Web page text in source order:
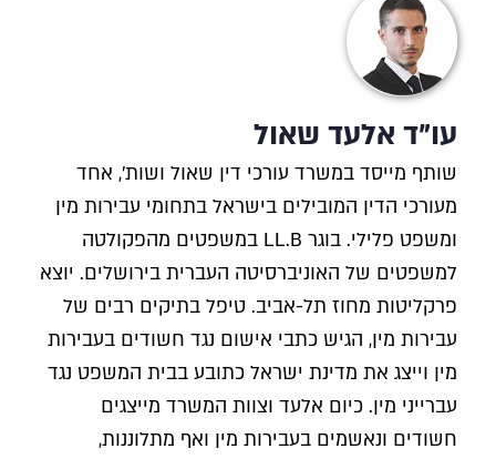
עו"ד אלעד שאול
שותף מייסד במשרד עורכי דין שאול ושות', אחד
מעורכי הדין המובילים בישראל בתחומי עבירות מין
ומשפט פלילי. בוגר LL.B במשפטים מהפקולטה
למשפטים של האוניברסיטה העברית בירושלים. יוצא
פרקליטות מחוז תל-אביב. טיפל בתיקים רבים של
עבירות מין, הגיש כתבי אישום נגד חשודים בעבירות
מין וייצג את מדינת ישראל כתובע בבית המשפט נגד
עברייני מין. כיום אלעד וצוות המשרד מייצגים
חשודים ונאשמים בעבירות מין ואף מתלוננות,